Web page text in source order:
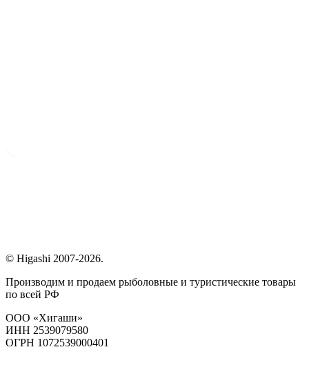
© Higashi 2007-2026.
Производим и продаем рыболовные и туристические товары
по всей РФ
ООО «Хигаши»
ИНН 2539079580
ОГРН 1072539000401